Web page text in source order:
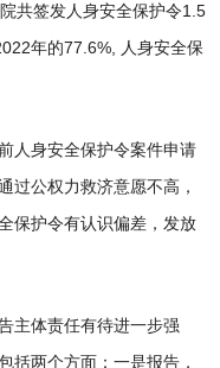
共签发人身安全保护令1.5
年的77.6%, 人身安全保
人身安全保护令案件申请
过公权力救济意愿不高，
保护令有认识偏差，发放
主体责任有待进一步强
括两个方面：一是报告，